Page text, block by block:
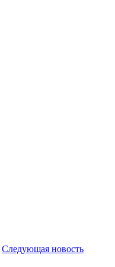
Следующая новость